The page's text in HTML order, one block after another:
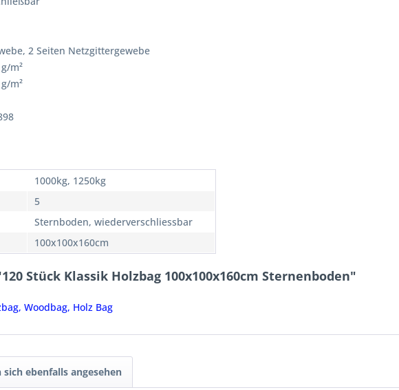
2 Seiten Netzgittergewebe
m²
m²
1000kg, 1250kg
5
Sternboden, wiederverschliessbar
100x100x160cm
Stück Klassik Holzbag 100x100x160cm Sternenboden"
Woodbag, Holz Bag
sich ebenfalls angesehen